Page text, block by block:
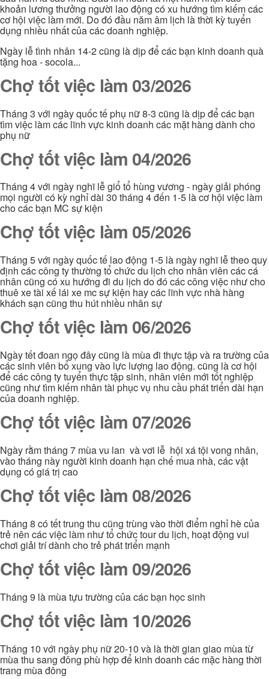
khoản lương thưởng người lao động có xu hướng tìm kiếm các
cơ hội việc làm mới. Do đó đầu năm âm lịch là thời kỳ tuyển
dụng nhiều nhất của các doanh nghiệp.
Ngày lễ tình nhân 14-2 cũng là dịp để các bạn kinh doanh quà
tặng hoa - socola...
Chợ tốt việc làm 03/2026
Tháng 3 với ngày quốc tế phụ nữ 8-3 cũng là dịp để các bạn
tìm việc làm các lĩnh vực kinh doanh các mặt hàng dành cho
phụ nữ
Chợ tốt việc làm 04/2026
Tháng 4 với ngày nghĩ lễ giổ tổ hùng vương - ngày giải phóng
mọi người có kỳ nghỉ dài 30 tháng 4 đến 1-5 là cơ hội việc làm
cho các bạn MC sự kiện
Chợ tốt việc làm 05/2026
Tháng 5 với ngày quốc tế lao động 1-5 là ngày nghĩ lễ theo quy
định các công ty thường tổ chức du lịch cho nhân viên các cá
nhân cũng có xu hướng đi du lịch do đó các công việc như cho
thuê xe tài xế lái xe mc sự kiện hay các lĩnh vực nhà hàng
khách sạn cũng thu hút nhiều nhân sự
Chợ tốt việc làm 06/2026
Ngày tết đoan ngọ đây cũng là mùa đi thực tập và ra trường của
các sinh viên bổ xung vào lực lượng lao động. cũng là cơ hội
để các công ty tuyển thực tập sinh, nhân viên mới tốt nghiệp
cũng như tìm kiếm nhân tài phục vụ nhu cầu phát triển dài hạn
của doanh nghiệp.
Chợ tốt việc làm 07/2026
Ngày rằm tháng 7 mùa vu lan và vơi lễ hội xá tội vong nhân,
vào tháng này người kinh doanh hạn chế mua nhà, các vật
dụng có giá trị cao
Chợ tốt việc làm 08/2026
Tháng 8 có tết trung thu cũng trùng vào thời điểm nghỉ hè của
trẻ nên các việc làm như tổ chức tour du lịch, hoạt động vui
chơi giải trí dành cho trẻ phát triển mạnh
Chợ tốt việc làm 09/2026
Tháng 9 là mùa tựu trường của các bạn học sinh
Chợ tốt việc làm 10/2026
Tháng 10 với ngày phụ nữ 20-10 và là thời gian giao mùa từ
mùa thu sang đông phù hợp để kinh doanh các mặc hàng thời
trang mùa đông